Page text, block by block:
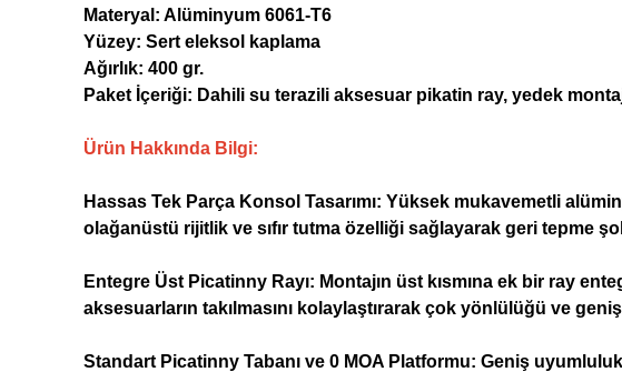
Materyal: Alüminyum 6061-T6
Yüzey: Sert eleksol kaplama
Ağırlık: 400 gr.
Paket İçeriği: Dahili su terazili aksesuar pikatin ray, yedek
Ürün Hakkında Bilgi:
Hassas Tek Parça Konsol Tasarımı: Yüksek mukavemetli
olağanüstü rijitlik ve sıfır tutma özelliği sağlayarak geri tepme
Entegre Üst Picatinny Rayı: Montajın üst kısmına ek bir ray
aksesuarların takılmasını kolaylaştırarak çok yönlülüğü ve
Standart Picatinny Tabanı ve 0 MOA Platformu: Geniş